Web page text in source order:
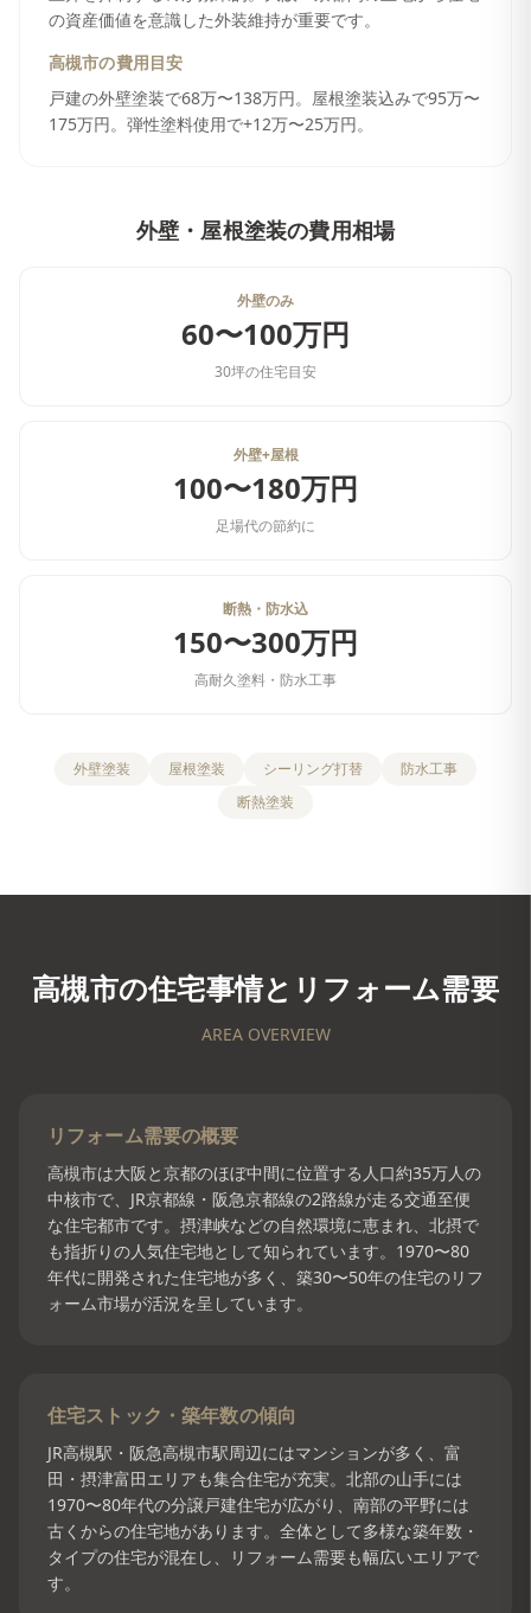
の資産価値を意識した外装維持が重要です。
高槻市の費用目安
戸建の外壁塗装で68万〜138万円。屋根塗装込みで95万〜
175万円。弾性塗料使用で+12万〜25万円。
外壁・屋根塗装の費用相場
外壁のみ
60〜100万円
30坪の住宅目安
外壁+屋根
100〜180万円
足場代の節約に
断熱・防水込
150〜300万円
高耐久塗料・防水工事
外壁塗装 屋根塗装 シーリング打替
防水工事
断熱塗装
高槻市の住宅事情とリフォーム需要
AREA OVERVIEW
リフォーム需要の概要
高槻市は大阪と京都のほぼ中間に位置する人口約35万人の
中核市で、JR京都線・阪急京都線の2路線が走る交通至便
な住宅都市です。摂津峡などの自然環境に恵まれ、北摂で
も指折りの人気住宅地として知られています。1970〜80
年代に開発された住宅地が多く、築30〜50年の住宅のリフ
ォーム市場が活況を呈しています。
住宅ストック・築年数の傾向
JR高槻駅・阪急高槻市駅周辺にはマンションが多く、富
田・摂津富田エリアも集合住宅が充実。北部の山手には
1970〜80年代の分譲戸建住宅が広がり、南部の平野には
古くからの住宅地があります。全体として多様な築年数・
タイプの住宅が混在し、リフォーム需要も幅広いエリアで
す。